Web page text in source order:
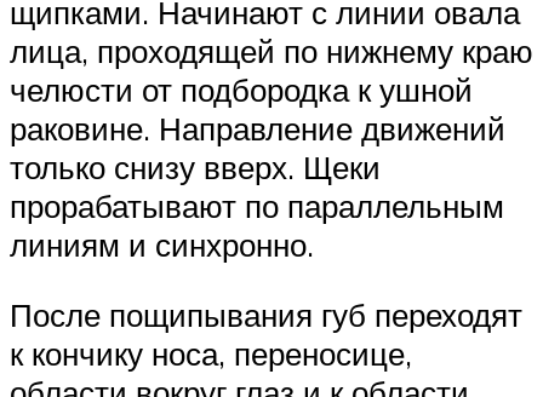
щипками. Начинают с линии овала
лица, проходящей по нижнему краю
челюсти от подбородка к ушной
раковине. Направление движений
только снизу вверх. Щеки
прорабатывают по параллельным
линиям и синхронно.
После пощипывания губ переходят
к кончику носа, переносице,